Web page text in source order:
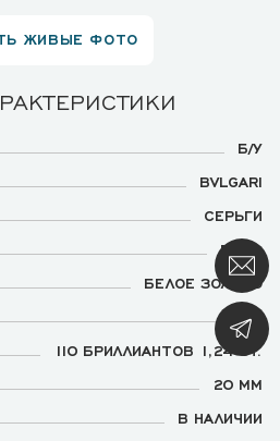
ЖИВЫЕ ФОТО
Б/У
BVLGARI
СЕРЬГИ
ЕСТЬ
БЕЛОЕ ЗОЛОТО
750
110 БРИЛЛИАНТОВ 1,24 CT.
20 ММ
В НАЛИЧИИ